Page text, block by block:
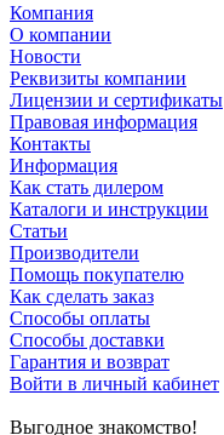
Компания
О компании
Новости
Реквизиты компании
Лицензии и сертификаты
Правовая информация
Контакты
Информация
Как стать дилером
Каталоги и инструкции
Статьи
Производители
Помощь покупателю
Как сделать заказ
Способы оплаты
Способы доставки
Гарантия и возврат
Войти в личный кабинет
Выгодное знакомство!